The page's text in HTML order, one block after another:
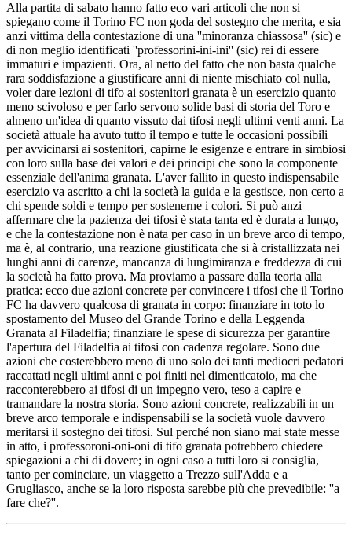
Alla partita di sabato hanno fatto eco vari articoli che non si
spiegano come il Torino FC non goda del sostegno che merita, e sia
anzi vittima della contestazione di una ''minoranza chiassosa'' (sic) e
di non meglio identificati ''professorini-ini-ini'' (sic) rei di essere
immaturi e impazienti. Ora, al netto del fatto che non basta qualche
rara soddisfazione a giustificare anni di niente mischiato col nulla,
voler dare lezioni di tifo ai sostenitori granata è un esercizio quanto
meno scivoloso e per farlo servono solide basi di storia del Toro e
almeno un'idea di quanto vissuto dai tifosi negli ultimi venti anni. La
società attuale ha avuto tutto il tempo e tutte le occasioni possibili
per avvicinarsi ai sostenitori, capirne le esigenze e entrare in simbiosi
con loro sulla base dei valori e dei principi che sono la componente
essenziale dell'anima granata. L'aver fallito in questo indispensabile
esercizio va ascritto a chi la società la guida e la gestisce, non certo a
chi spende soldi e tempo per sostenerne i colori. Si può anzi
affermare che la pazienza dei tifosi è stata tanta ed è durata a lungo,
e che la contestazione non è nata per caso in un breve arco di tempo,
ma è, al contrario, una reazione giustificata che si à cristallizzata nei
lunghi anni di carenze, mancanza di lungimiranza e freddezza di cui
la società ha fatto prova. Ma proviamo a passare dalla teoria alla
pratica: ecco due azioni concrete per convincere i tifosi che il Torino
FC ha davvero qualcosa di granata in corpo: finanziare in toto lo
spostamento del Museo del Grande Torino e della Leggenda
Granata al Filadelfia; finanziare le spese di sicurezza per garantire
l'apertura del Filadelfia ai tifosi con cadenza regolare. Sono due
azioni che costerebbero meno di uno solo dei tanti mediocri pedatori
raccattati negli ultimi anni e poi finiti nel dimenticatoio, ma che
racconterebbero ai tifosi di un impegno vero, teso a capire e
tramandare la nostra storia. Sono azioni concrete, realizzabili in un
breve arco temporale e indispensabili se la società vuole davvero
meritarsi il sostegno dei tifosi. Sul perché non siano mai state messe
in atto, i professoroni-oni-oni di tifo granata potrebbero chiedere
spiegazioni a chi di dovere; in ogni caso a tutti loro si consiglia,
tanto per cominciare, un viaggetto a Trezzo sull'Adda e a
Grugliasco, anche se la loro risposta sarebbe più che prevedibile: ''a
fare che?''.